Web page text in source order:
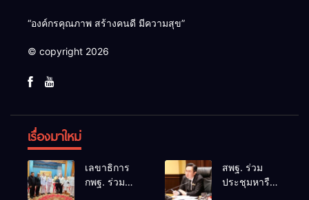
“องค์กรคุณภาพ สร้างคนดี มีความสุข”
© copyright 2026
เรื่องมาใหม่
เลขาธิการ
กพฐ. ร่วม
สพฐ. ร่วม
ประชุมหารือ